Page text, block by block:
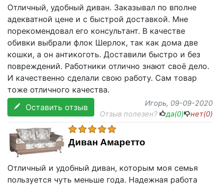
Отличный, удобный диван. Заказывал по вполне
адекватной цене и с быстрой доставкой. Мне
порекомендовал его консультант. В качестве
обивки выбрали флок Шерлок, так как дома две
кошки, а он антикоготь. Доставили быстро и без
повреждений. Работники отлично знают своё дело.
И качественно сделали свою работу. Сам товар
тоже отличного качества.
Оставить отзыв
Игорь, 09-09-2020
Отзыв полезен?
да(0) нет(0)
Диван Амаретто
Отличный и удобный диван, которым моя семья
пользуется чуть меньше года. Надежная работа